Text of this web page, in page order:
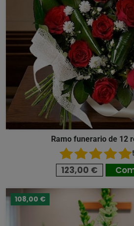
Ramo funerario de 12
123,00 €
108,00 €